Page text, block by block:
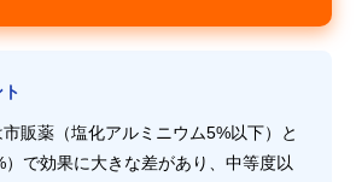
販薬（塩化アルミニウム5%以下）と
で効果に大きな差があり、中等度以